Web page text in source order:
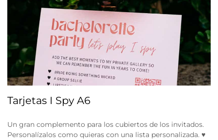
Tarjetas I Spy A6
Un gran complemento para los cubiertos de los invitados.
Personalízalos como quieras con una lista personalizada. ♥